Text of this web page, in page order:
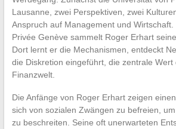
Lausanne, zwei Perspektiven, zwei
Anspruch auf Management und Wirtschaft.
Privée Genève sammelt Roger Erhart
Dort lernt er die Mechanismen, entdeckt
die Diskretion eingeführt, die zentrale Wert
Finanzwelt.
Die Anfänge von Roger Erhart zeigen
sich von sozialen Zwängen zu befreien,
zu beschreiten. Seine oft unerwarteten